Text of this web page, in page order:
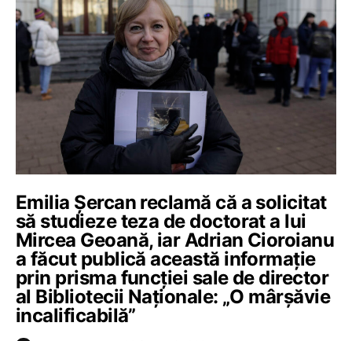
Emilia Șercan reclamă că a solicitat
să studieze teza de doctorat a lui
Mircea Geoană, iar Adrian Cioroianu
a făcut publică această informație
prin prisma funcției sale de director
al Bibliotecii Naționale: „O mârșăvie
incalificabilă”